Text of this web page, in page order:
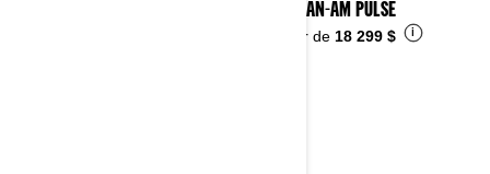
2025 CAN-AM PULSE
À partir de 18 299 $ i